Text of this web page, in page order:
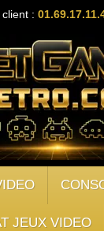
:
JEUX VIDEO